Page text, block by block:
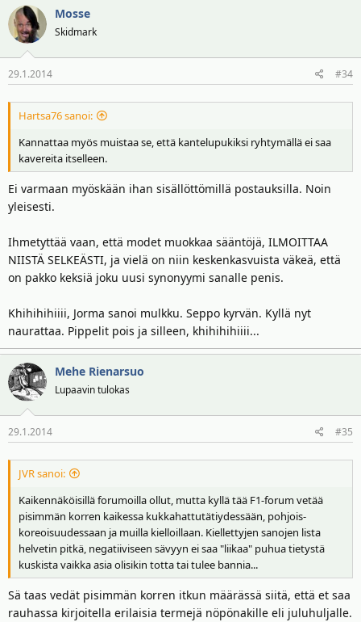
Mosse
Skidmark
29.1.2014 #34
Hartsa76 sanoi:
Kannattaa myös muistaa se, että kantelupukiksi ryhtymällä ei saa
kavereita itselleen.
Ei varmaan myöskään ihan sisällöttömillä postauksilla. Noin
yleisesti.
Ihmetyttää vaan, että modet muokkaa sääntöjä, ILMOITTAA
NIISTÄ SELKEÄSTI, ja vielä on niin keskenkasvuista väkeä, että
on pakko keksiä joku uusi synonyymi sanalle penis.
Khihihihiiii, Jorma sanoi mulkku. Seppo kyrvän. Kyllä nyt
naurattaa. Pippelit pois ja silleen, khihihihiiii...
Mehe Rienarsuo
Lupaavin tulokas
29.1.2014 #35
JVR sanoi:
Kaikennäköisillä forumoilla ollut, mutta kyllä tää F1-forum vetää
pisimmän korren kaikessa kukkahattutätiydessään, pohjois-
koreoisuudessaan ja muilla kielloillaan. Kiellettyjen sanojen lista
helvetin pitkä, negatiiviseen sävyyn ei saa "liikaa" puhua tietystä
kuskista vaikka asia olisikin totta tai tulee bannia...
Sä taas vedät pisimmän korren itkun määrässä siitä, että et saa
rauhassa kirjoitella erilaisia termejä nöpönakille eli juluhuljalle.